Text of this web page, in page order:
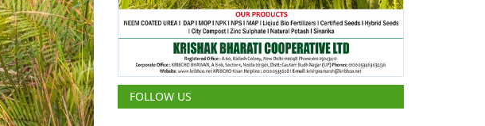
FOLLOW US